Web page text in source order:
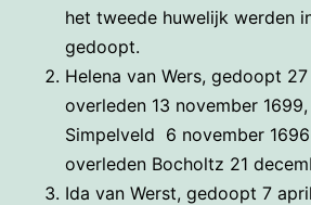
het tweede huwelijk werden
gedoopt.
Helena van Wers, gedoopt
overleden 13 november
Simpelveld 6 november
overleden Bocholtz 21
Ida van Werst, gedoopt 7